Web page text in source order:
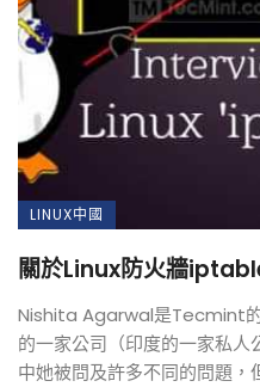
LINUX中國
關於Linux防火牆
Nishita Agarwal是Tecmint
的一家公司（印度的一家私
中她被問及許多不同的問題